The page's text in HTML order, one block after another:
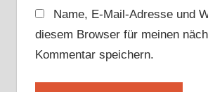
Name, E-Mail-Adresse und
diesem Browser für meinen
Kommentar speichern.